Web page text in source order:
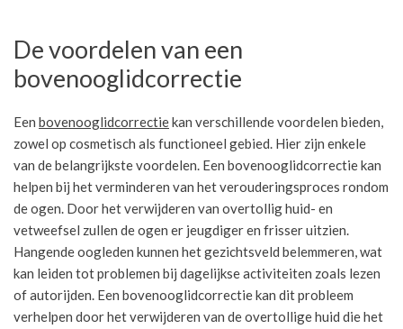
De voordelen van een
bovenooglidcorrectie
Een bovenooglidcorrectiekan verschillende voordelen bieden,
zowel op cosmetisch als functioneel gebied. Hier zijn enkele
van de belangrijkste voordelen. Een bovenooglidcorrectie kan
helpen bij het verminderen van het verouderingsproces rondom
de ogen. Door het verwijderen van overtollig huid- en
vetweefsel zullen de ogen er jeugdiger en frisser uitzien.
Hangende oogleden kunnen het gezichtsveld belemmeren, wat
kan leiden tot problemen bij dagelijkse activiteiten zoals lezen
of autorijden. Een bovenooglidcorrectie kan dit probleem
verhelpen door het verwijderen van de overtollige huid die het